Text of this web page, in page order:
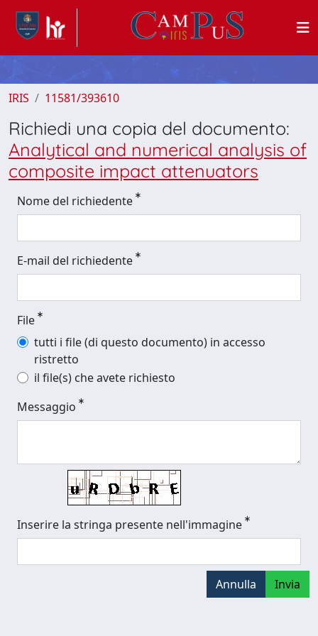
IRIS 11581/393610
Richiedi una copia del documento:
Analytical and numerical analysis of
composite impact attenuators
Nome del richiedente
E-mail del richiedente
File
tutti i file (di questo documento) in accesso
ristretto
il file(s) che avete richiesto
Messaggio
Inserire la stringa presente nell'immagine
Annulla Invia